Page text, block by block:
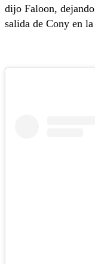
dijo Faloon,
salida de Cony en